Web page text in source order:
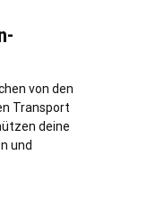
von den
Transport
deine
und